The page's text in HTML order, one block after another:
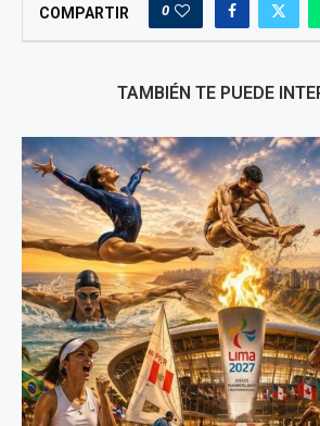
COMPARTIR 0
TAMBIÉN TE PUEDE